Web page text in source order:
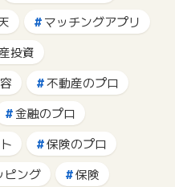
マッチングアプリ
投資
不動産のプロ
金融のプロ
保険のプロ
ピング
保険